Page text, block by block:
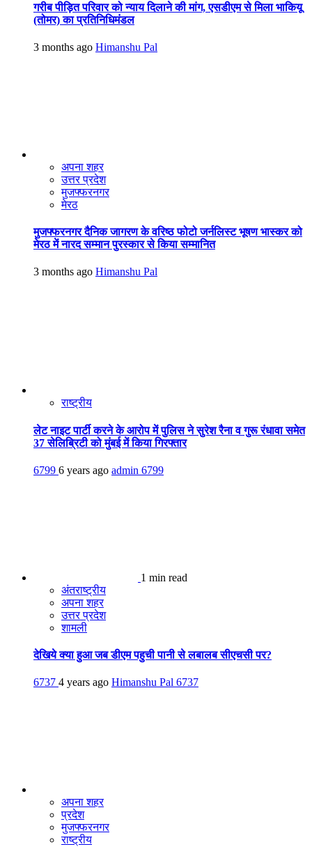
गरीब पीड़ित परिवार को न्याय दिलाने की मांग, एसडीएम से मिला भाकियू
(तोमर) का प्रतिनिधिमंडल
3 months ago Himanshu Pal
अपना शहर
उत्तर प्रदेश
मुजफ्फरनगर
मेरठ
मुजफ्फरनगर दैनिक जागरण के वरिष्ठ फोटो जर्नलिस्ट भूषण भास्कर को
मेरठ में नारद सम्मान पुरस्कार से किया सम्मानित
3 months ago Himanshu Pal
राष्ट्रीय
लेट नाइट पार्टी करने के आरोप में पुलिस ने सुरेश रैना व गुरू रंधावा समेत
37 सेलिब्रिटी को मुंबई में किया गिरफ्तार
6799 6 years ago admin 6799
1 min read
अंतराष्ट्रीय
अपना शहर
उत्तर प्रदेश
शामली
देखिये क्या हुआ जब डीएम पहुची पानी से लबालब सीएचसी पर?
6737 4 years ago Himanshu Pal 6737
अपना शहर
प्रदेश
मुजफ्फरनगर
राष्ट्रीय